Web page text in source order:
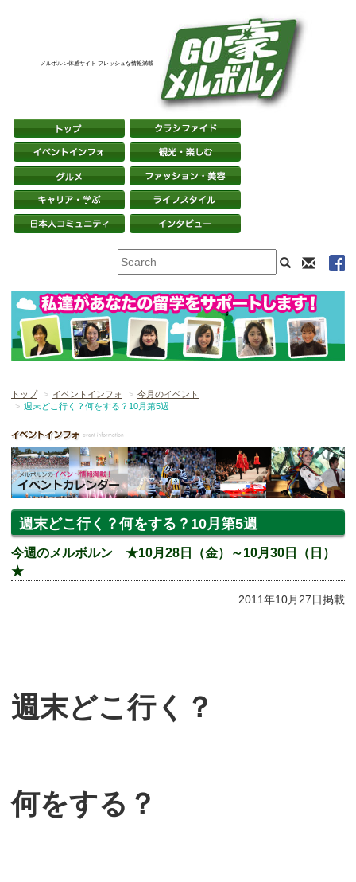
メルボルン体感サイト フレッシュな情報満載
トップ イベントインフォ
今月のイベント
週末どこ行く？何をする？10月第5週
週末どこ行く？何をする？10月第5週
今週のメルボルン ★10月28日（金）～10月30日（日）
★
2011年10月27日掲載
週末どこ行く？
何をする？